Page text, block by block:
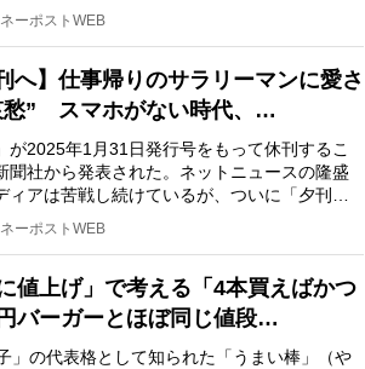
ーポストWEB
へ】仕事帰りのサラリーマンに愛さ
愁” スマホがない時代、…
2025年1月31日発行号をもって休刊するこ
聞社から発表された。ネットニュースの隆盛
ィアは苦戦し続けているが、ついに「夕刊
と…
ーポストWEB
値上げ」で考える「4本買えばかつ
バーガーとほぼ同じ値段…
」の代表格として知られた「うまい棒」（や